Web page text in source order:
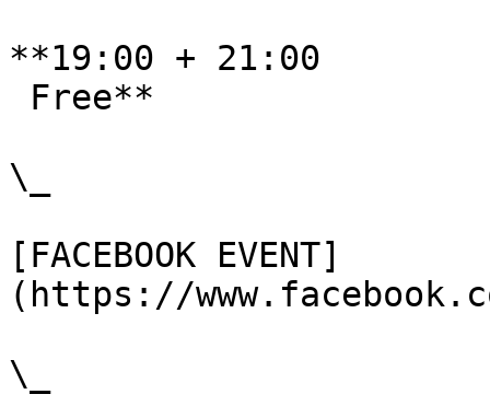
**19:00 + 21:00
\_
[FACEBOOK EVENT]
(https://
\_